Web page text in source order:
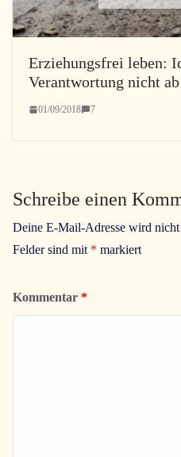
Erziehungsfrei leben:
Verantwortung nicht
01/09/2018 7
Schreibe einen
Deine E-Mail-Adresse wird
Felder sind mit * markiert
Kommentar *